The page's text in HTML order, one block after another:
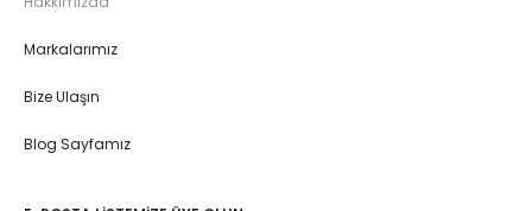
Markalarımız
Bize Ulaşın
Blog Sayfamız